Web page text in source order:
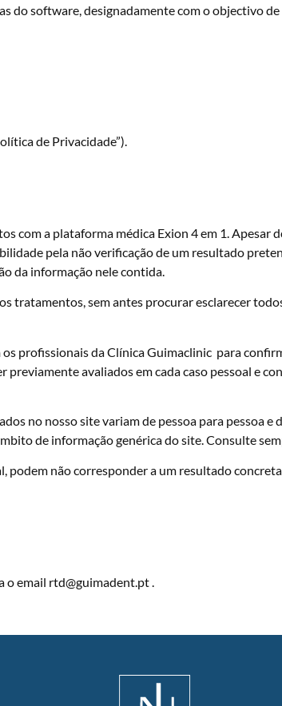
do software, designadamente com o objectivo
de Privacidade”).
com a plataforma médica Exion 4 em 1. Apesar
pela não verificação de um resultado
da informação nele contida.
tratamentos, sem antes procurar esclarecer
profissionais da Clínica Guimaclinic para
avaliados em cada caso pessoal e
no nosso site variam de pessoa para pessoa
de informação genérica do site. Consulte
podem não corresponder a um resultado
o email rtd@guimadent.pt .